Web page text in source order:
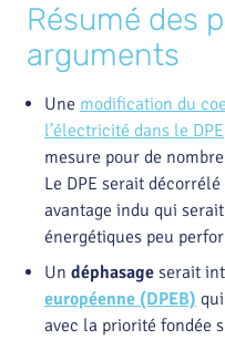
Résumé des
arguments
Une modification du
l’électricité dans le DPE
mesure pour de
Le DPE serait
avantage indu qui
énergétiques peu
Un déphasage serait
européenne (DPEB)
avec la priorité fondée